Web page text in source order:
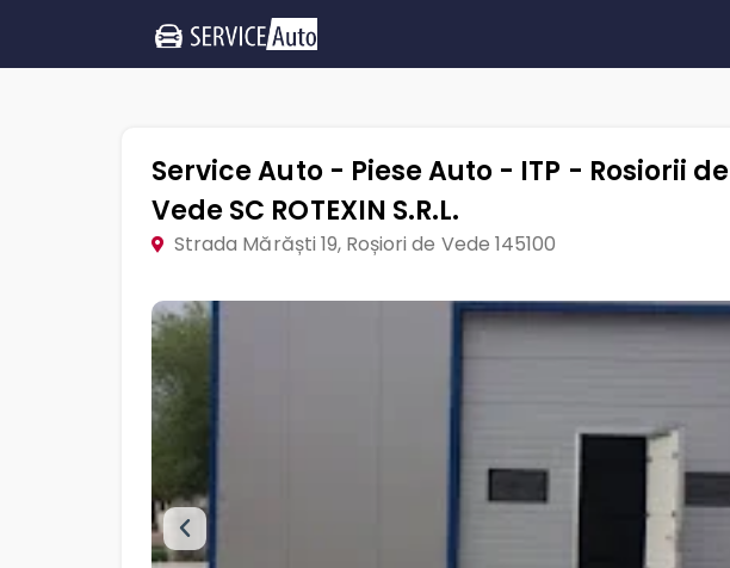
Service Auto - Piese Auto - ITP - Rosiorii de
Vede SC ROTEXIN S.R.L.
Strada Mărăști 19, Roșiori de Vede 145100